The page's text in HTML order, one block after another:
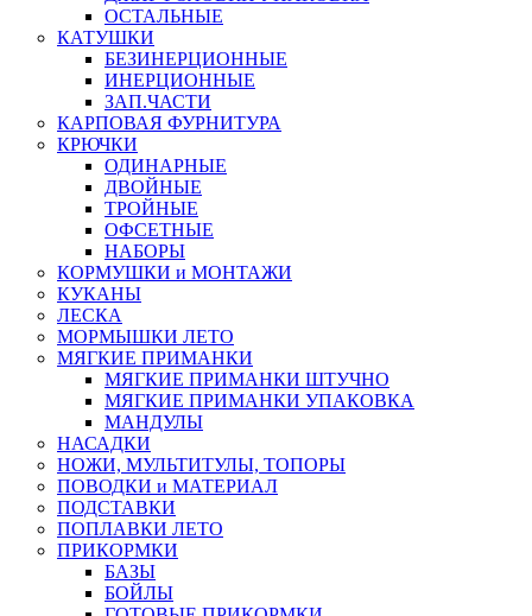
ОСТАЛЬНЫЕ
КАТУШКИ
БЕЗИНЕРЦИОННЫЕ
ИНЕРЦИОННЫЕ
ЗАП.ЧАСТИ
КАРПОВАЯ ФУРНИТУРА
КРЮЧКИ
ОДИНАРНЫЕ
ДВОЙНЫЕ
ТРОЙНЫЕ
ОФСЕТНЫЕ
НАБОРЫ
КОРМУШКИ и МОНТАЖИ
КУКАНЫ
ЛЕСКА
МОРМЫШКИ ЛЕТО
МЯГКИЕ ПРИМАНКИ
МЯГКИЕ ПРИМАНКИ ШТУЧНО
МЯГКИЕ ПРИМАНКИ УПАКОВКА
МАНДУЛЫ
НАСАДКИ
НОЖИ, МУЛЬТИТУЛЫ, ТОПОРЫ
ПОВОДКИ и МАТЕРИАЛ
ПОДСТАВКИ
ПОПЛАВКИ ЛЕТО
ПРИКОРМКИ
БАЗЫ
БОЙЛЫ